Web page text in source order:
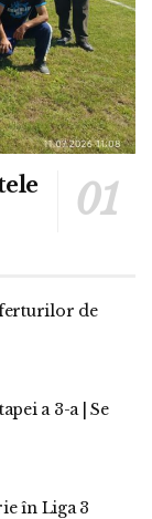
de
a 3-a | Se
în Liga 3